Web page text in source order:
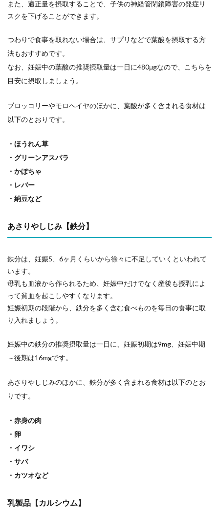
また、適正量を摂取することで、子供の神経管閉鎖障害の発症リ
スクを下げることができます。
つわりで食事を取れない場合は、サプリなどで葉酸を摂取する方
法もおすすめです。
なお、妊娠中の葉酸の推奨摂取量は一日に480μgなので、こちらを
目安に摂取しましょう。
ブロッコリーやモロヘイヤのほかに、葉酸が多く含まれる食材は
以下のとおりです。
・ほうれん草
・グリーンアスパラ
・かぼちゃ
・レバー
・納豆など
あさりやしじみ【鉄分】
鉄分は、妊娠5、6ヶ月くらいから徐々に不足していくといわれて
います。
母乳も血液から作られるため、妊娠中だけでなく産後も授乳によ
って貧血を起こしやすくなります。
妊娠初期の段階から、鉄分を多く含む食べものを毎日の食事に取
り入れましょう。
妊娠中の鉄分の推奨摂取量は一日に、妊娠初期は9mg、妊娠中期
～後期は16mgです。
あさりやしじみのほかに、鉄分が多く含まれる食材は以下のとお
りです。
・赤身の肉
・卵
・イワシ
・サバ
・カツオなど
乳製品【カルシウム】